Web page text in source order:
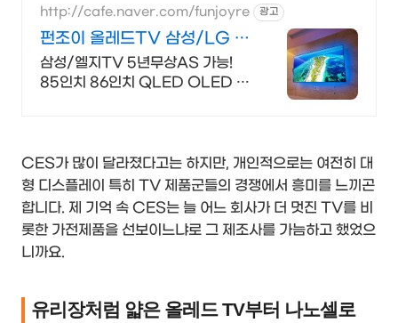
http://cafe.naver.com/funjoyre 광고
펀조이 올레드TV 삼성/LG 정
품 추가비용없음
삼성/엘지TV 5년무상AS 가능!
85인치 86인치 QLED OLED 특
CES가 많이 달라졌다고는 하지만, 개인적으로는 여전히 대
형 디스플레이 특히 TV 제품군들의 경쟁에서 흥미를 느끼곤
합니다. 제 기억 속 CES는 늘 어느 회사가 더 멋진 TV를 비
롯한 가전제품을 선보이느냐로 그 제조사를 가늠하고 했었으
니까요.
유리장처럼 얇은 올레드 TV부터 나노셀로